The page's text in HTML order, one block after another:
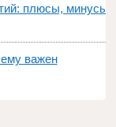
плюсы, минусы,
важен